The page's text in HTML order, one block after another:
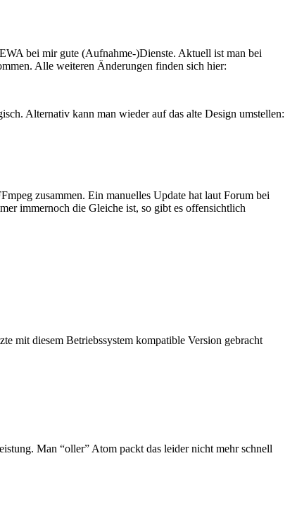
bei mir gute (Aufnahme-)Dienste. Aktuell ist man bei
Alle weiteren Änderungen finden sich hier:
Alternativ kann man wieder auf das alte Design umstellen:
zusammen. Ein manuelles Update hat laut Forum bei
immernoch die Gleiche ist, so gibt es offensichtlich
mit diesem Betriebssystem kompatible Version gebracht
Man “oller” Atom packt das leider nicht mehr schnell